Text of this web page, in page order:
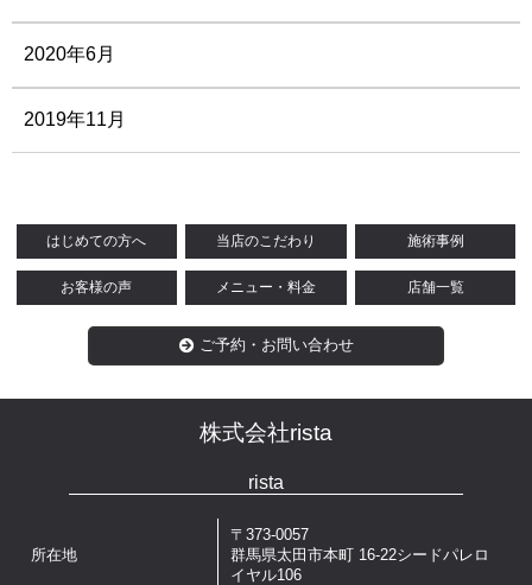
2020年6月
2019年11月
はじめての方へ 当店のこだわり 施術事例
お客様の声 メニュー・料金 店舗一覧
ご予約・お問い合わせ
株式会社rista
rista
所在地
〒373-0057
群馬県太田市本町 16-22シードパレロ
イヤル106